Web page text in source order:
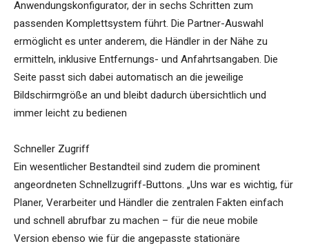
Anwendungskonfigurator, der in sechs Schritten zum
passenden Komplettsystem führt. Die Partner-Auswahl
ermöglicht es unter anderem, die Händler in der Nähe zu
ermitteln, inklusive Entfernungs- und Anfahrtsangaben. Die
Seite passt sich dabei automatisch an die jeweilige
Bildschirmgröße an und bleibt dadurch übersichtlich und
immer leicht zu bedienen
Schneller Zugriff
Ein wesentlicher Bestandteil sind zudem die prominent
angeordneten Schnellzugriff-Buttons. „Uns war es wichtig, für
Planer, Verarbeiter und Händler die zentralen Fakten einfach
und schnell abrufbar zu machen – für die neue mobile
Version ebenso wie für die angepasste stationäre